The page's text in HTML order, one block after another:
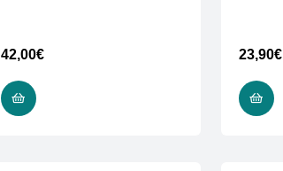
42,00€ 23,90€